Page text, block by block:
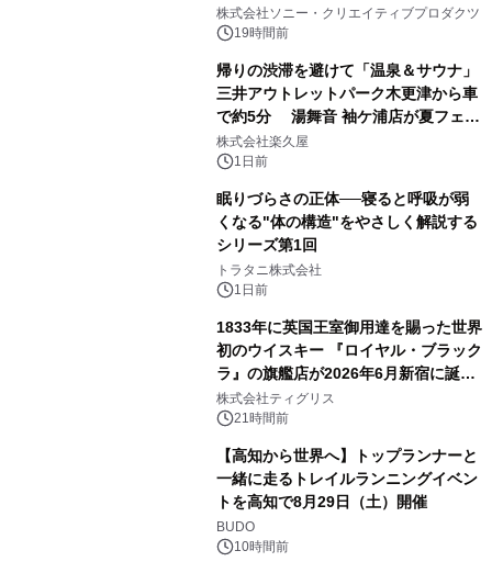
ラボレーション サウナイキタイコラ
ボグッズも発売決定！
株式会社ソニー・クリエイティブプロダクツ
19時間前
帰りの渋滞を避けて「温泉＆サウナ」
三井アウトレットパーク木更津から車
で約5分 湯舞音 袖ケ浦店が夏フェア
メニューを提供
株式会社楽久屋
1日前
眠りづらさの正体──寝ると呼吸が弱
くなる"体の構造"をやさしく解説する
シリーズ第1回
トラタニ株式会社
1日前
1833年に英国王室御用達を賜った世界
初のウイスキー 『ロイヤル・ブラック
ラ』の旗艦店が2026年6月新宿に誕
生 バカルディ ジャパンと連携した
没入型バー「BAR Arca」
株式会社ティグリス
21時間前
【高知から世界へ】トップランナーと
一緒に走るトレイルランニングイベン
トを高知で8月29日（土）開催
BUDO
10時間前